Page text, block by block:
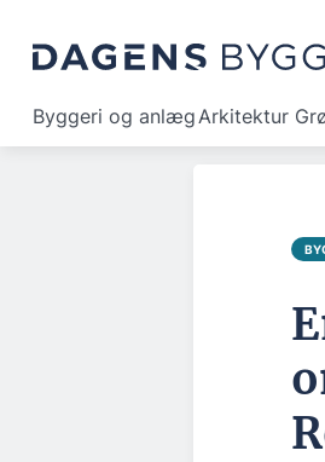
Byggeri og anlægArkitektur